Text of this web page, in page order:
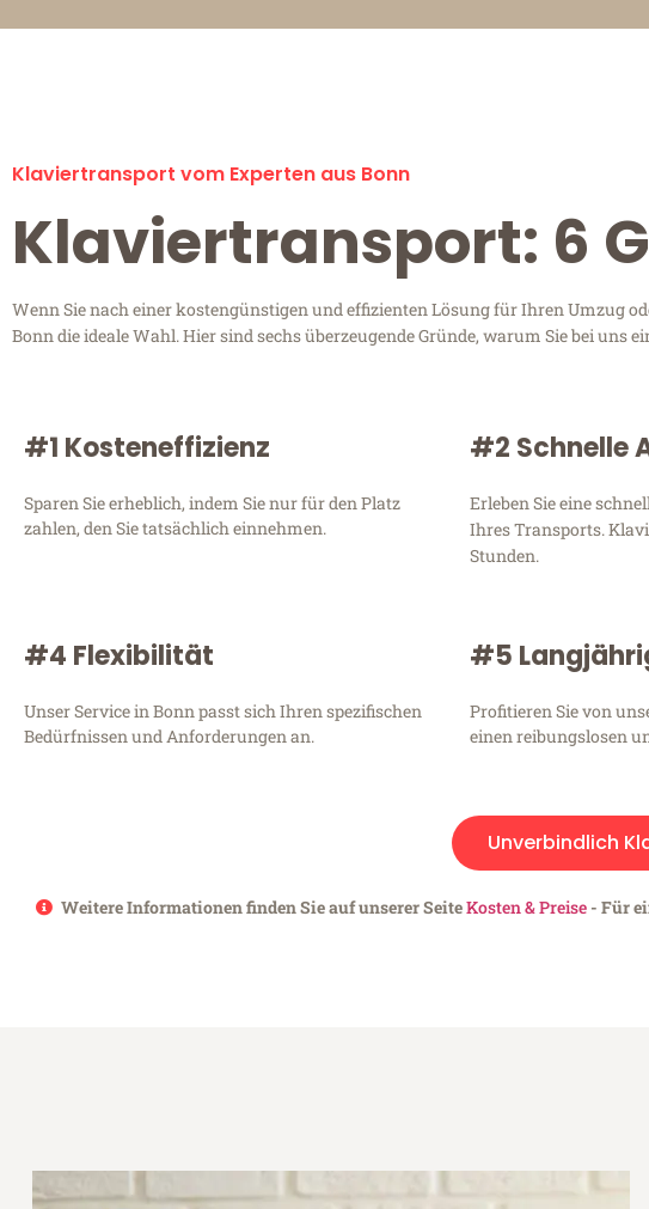
Klaviertransport vom Experten aus Bonn
Klaviertransport: 6
Wenn Sie nach einer kostengünstigen und effizienten Lösung für Ihren Umzug
Bonn die ideale Wahl. Hier sind sechs überzeugende Gründe, warum Sie bei uns
#1 Kosteneffizienz
Sparen Sie erheblich, indem Sie nur für den Platz
zahlen, den Sie tatsächlich einnehmen.
#2 Schnelle
Erleben Sie eine
Ihres Transports.
Stunden.
#4 Flexibilität
Unser Service in Bonn passt sich Ihren spezifischen
Bedürfnissen und Anforderungen an.
#5
Profitieren Sie von
einen reibungslosen
Unverbindlich
Weitere Informationen finden Sie auf unserer SeiteKosten & Preise- Für